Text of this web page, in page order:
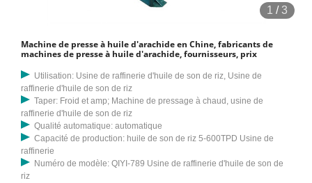
1 /3
Machine de presse à huile d'arachide en Chine, fabricants de
machines de presse à huile d'arachide, fournisseurs, prix
Utilisation: Usine de raffinerie d'huile de son de riz, Usine de
raffinerie d'huile de son de riz
Taper: Froid et amp; Machine de pressage à chaud, usine de
raffinerie d'huile de son de riz
Qualité automatique: automatique
Capacité de production: huile de son de riz 5-600TPD Usine de
raffinerie
Numéro de modèle: QIYI-789 Usine de raffinerie d'huile de son de
riz